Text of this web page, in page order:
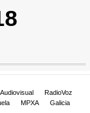
RadioVoz
MPXA
Galicia